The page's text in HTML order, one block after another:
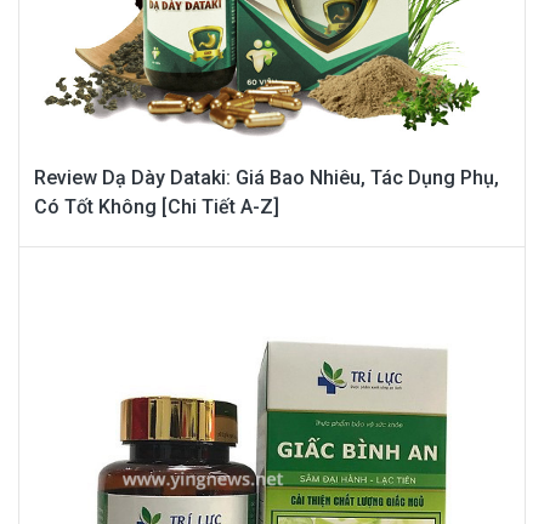
Review Dạ Dày Dataki: Giá Bao Nhiêu, Tác Dụng Phụ,
Có Tốt Không [Chi Tiết A-Z]